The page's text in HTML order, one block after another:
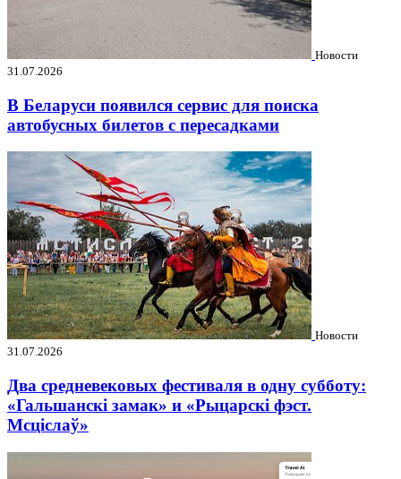
Новости
31.07.2026
В Беларуси появился сервис для поиска
автобусных билетов с пересадками
Новости
31.07.2026
Два средневековых фестиваля в одну субботу:
«Гальшанскі замак» и «Рыцарскі фэст.
Мсціслаў»